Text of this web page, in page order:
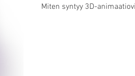
Miten syntyy 3D-